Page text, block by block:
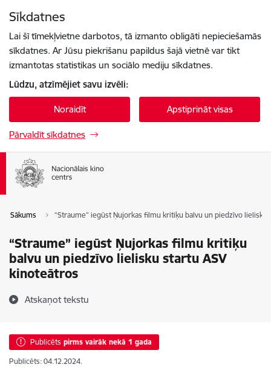
Sīkdatnes
Lai šī tīmekļvietne darbotos, tā izmanto obligāti nepieciešamās
sīkdatnes. Ar Jūsu piekrišanu papildus šajā vietnē var tikt
izmantotas statistikas un sociālo mediju sīkdatnes.
Lūdzu, atzīmējiet savu izvēli:
Noraidīt Apstiprināt visas
Pārvaldīt sīkdatnes
Sākums “Straume” iegūst Ņujorkas filmu kritiķu balvu un piedzīvo lielisku
“Straume” iegūst Ņujorkas filmu kritiķu
balvu un piedzīvo lielisku startu ASV
kinoteātros
Atskaņot tekstu
Publicēts pirms vairāk nekā 1 gada
Publicēts: 04.12.2024.